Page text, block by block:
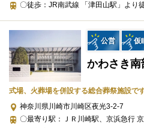
安置室使用料
供養品
飲食費用
追加オプション
〇徒歩：JR南武線 「津田山駅」より
公営 仮
かわさき南
式場、火葬場を併設する総合葬祭施設です
神奈川県川崎市川崎区夜光3-2-7
〇最寄り駅：ＪＲ川崎駅、京浜急行